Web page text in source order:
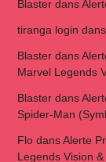
Blasterdans
tiranga login dans
Blasterdans
Marvel Legends
Blasterdans
Spider-Man
FlodansAlerte
Legends Vision